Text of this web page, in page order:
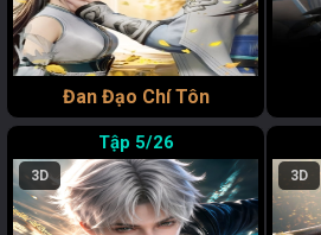
Đan Đạo Chí Tôn
5/26
3D 3D